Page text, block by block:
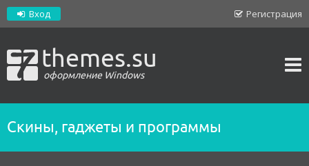
Регистрация
Вход
themes.su
оформление Windows
Скины, гаджеты и программы